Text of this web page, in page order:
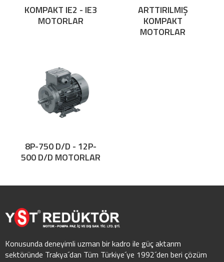
KOMPAKT IE2 - IE3
MOTORLAR
ARTTIRILMIŞ
KOMPAKT
MOTORLAR
8P-750 D/D - 12P-
500 D/D MOTORLAR
Konusunda deneyimli uzman bir kadro ile güç aktarım
sektöründe Trakya´dan Tüm Türkiye´ye 1992´den beri çözüm